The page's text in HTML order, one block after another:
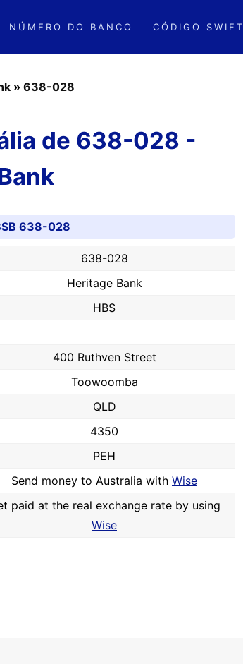
NÚMERO DO BANCO CÓDIGO SWIFT
» 638-028
de 638-028 -
638-028
638-028
Heritage Bank
HBS
400 Ruthven Street
Toowoomba
QLD
4350
PEH
Send money to Australia with Wise
paid at the real exchange rate by using
Wise